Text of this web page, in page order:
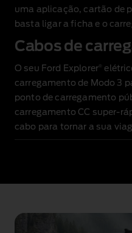
uma aplicação, cartão de
basta ligar a ficha e o
Cabos de
O seu Ford Explorer
carregamento de Modo 3
ponto de carregamento
carregamento CC
cabo para tornar a sua